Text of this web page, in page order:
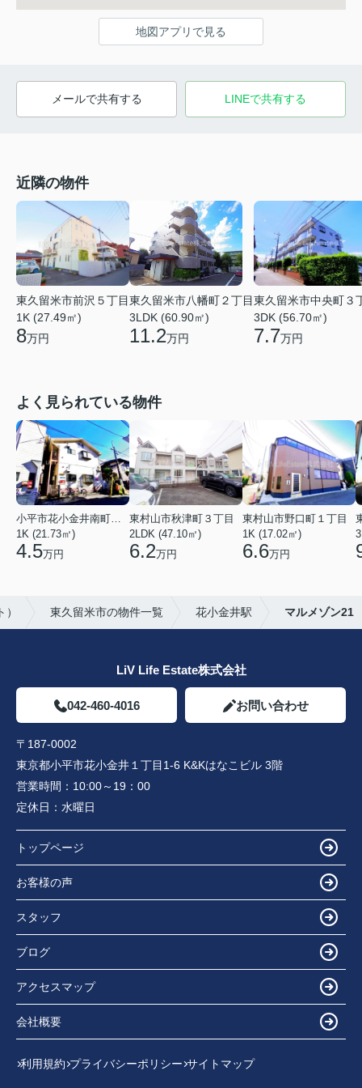
地図アプリで見る
メールで共有する LINEで共有する
近隣の物件
東久留米市前沢５丁目
1K (27.49㎡)
8万円
東久留米市八幡町２丁目
3LDK (60.90㎡)
11.2万円
東久留米市中央町３
3DK (56.70㎡)
7.7万円
よく見られている物件
小平市花小金井南町１丁目
1K (21.73㎡)
4.5万円
東村山市秋津町３丁目
2LDK (47.10㎡)
6.2万円
東村山市野口町１丁目
1K (17.02㎡)
6.6万円
東久留米市の物件一覧 花小金井駅 マルメゾン21
LiV Life Estate株式会社
042-460-4016 お問い合わせ
〒187-0002
東京都小平市花小金井１丁目1-6 K&Kはなこビル 3階
営業時間： 10:00～19：00
定休日： 水曜日
トップページ
お客様の声
スタッフ
ブログ
アクセスマップ
会社概要
利用規約 プライバシーポリシー サイトマップ